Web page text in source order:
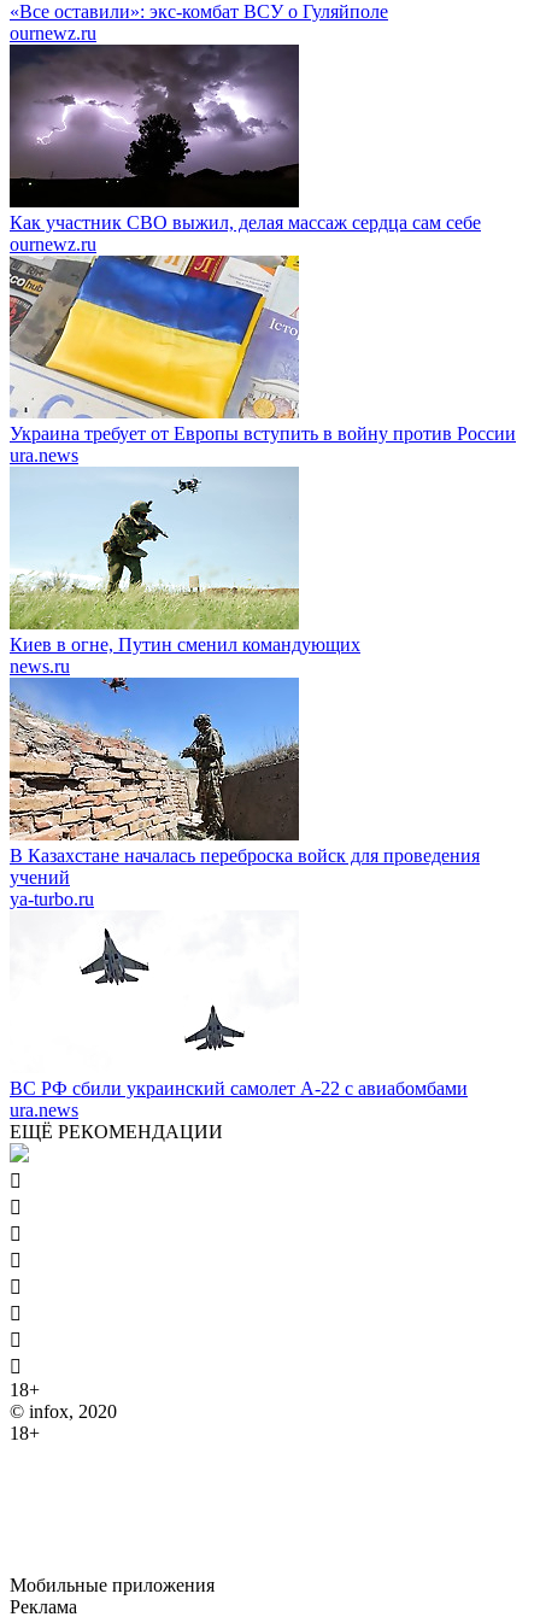
«Все оставили»: экс-комбат ВСУ о Гуляйполе
ournewz.ru
Как участник СВО выжил, делая массаж сердца сам себе
ournewz.ru
Украина требует от Европы вступить в войну против России
ura.news
Киев в огне, Путин сменил командующих
news.ru
В Казахстане началась переброска войск для проведения
учений
ya-turbo.ru
ВС РФ сбили украинский самолет А-22 с авиабомбами
ura.news
ЕЩЁ РЕКОМЕНДАЦИИ








18+
© infox, 2020
18+
Мобильные приложения
Реклама